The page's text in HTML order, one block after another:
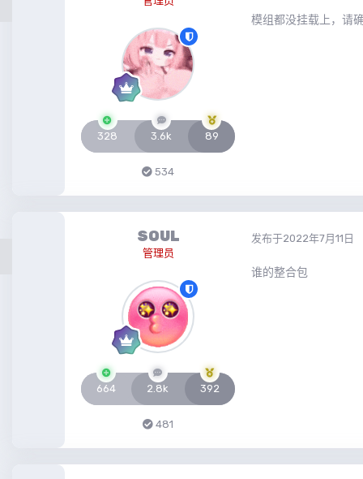
328 3.6k 89
534
模组都没挂载上，请
SOUL
管理员
664 2.8k 392
481
发布于2022年7月11日
谁的整合包